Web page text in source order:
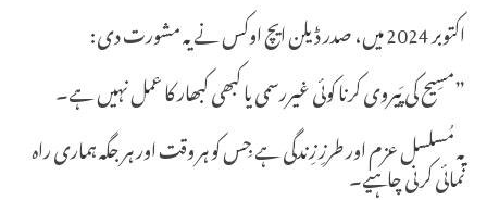
اکتوبر 2024 میں، صدر ڈیلن ایچ اوکس نے یہ مشورت دی:
”مسِیح کی پَیروی کرنا کوئی غیررسمی یا کبھی کبھار كا عمل نہیں ہے۔
یہ مُسلسل عزم اور طرزِ زِندگی ہے جِس کو ہر وقت اور ہر جگہ ہماری راہ
نُمائی کرنی چاہیے۔